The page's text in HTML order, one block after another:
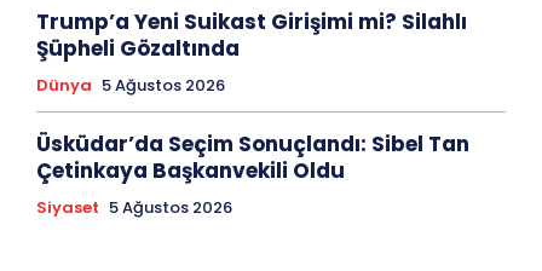
Trump’a Yeni Suikast Girişimi mi? Silahlı
Şüpheli Gözaltında
Dünya 5 Ağustos 2026
Üsküdar’da Seçim Sonuçlandı: Sibel Tan
Çetinkaya Başkanvekili Oldu
Siyaset 5 Ağustos 2026